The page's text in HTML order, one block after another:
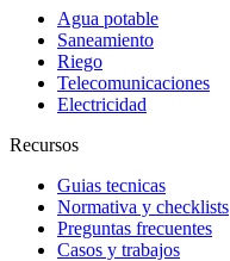
Agua potable
Saneamiento
Riego
Telecomunicaciones
Electricidad
Recursos
Guias tecnicas
Normativa y checklists
Preguntas frecuentes
Casos y trabajos